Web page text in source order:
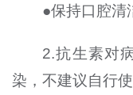
●保持口腔清
2.抗生素对
染，不建议自行使